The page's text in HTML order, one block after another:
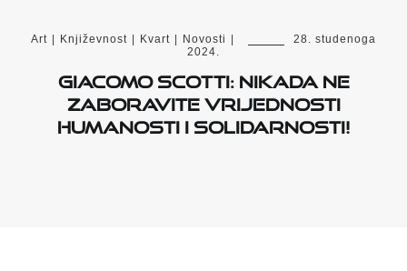
Art | Književnost | Kvart | Novosti |
28. studenoga
2024.
Giacomo Scotti: Nikada ne
zaboravite vrijednosti
humanosti i solidarnosti!